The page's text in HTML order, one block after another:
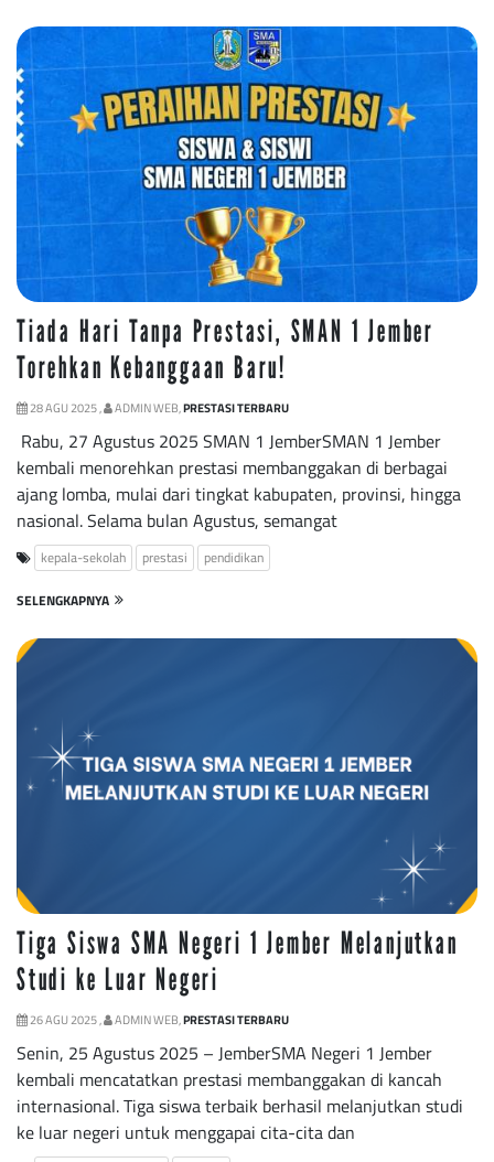
Tiada Hari Tanpa Prestasi, SMAN 1 Jember
Torehkan Kebanggaan Baru!
28 AGU 2025 , ADMIN WEB,PRESTASI TERBARU
Rabu, 27 Agustus 2025 SMAN 1 JemberSMAN 1 Jember
kembali menorehkan prestasi membanggakan di berbagai
ajang lomba, mulai dari tingkat kabupaten, provinsi, hingga
nasional. Selama bulan Agustus, semangat
kepala-sekolah prestasi pendidikan
SELENGKAPNYA
Tiga Siswa SMA Negeri 1 Jember Melanjutkan
Studi ke Luar Negeri
26 AGU 2025 , ADMIN WEB,PRESTASI TERBARU
Senin, 25 Agustus 2025 – JemberSMA Negeri 1 Jember
kembali mencatatkan prestasi membanggakan di kancah
internasional. Tiga siswa terbaik berhasil melanjutkan studi
ke luar negeri untuk menggapai cita-cita dan